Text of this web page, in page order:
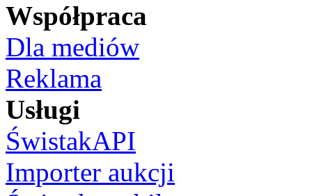
Współpraca
Dla mediów
Reklama
Usługi
ŚwistakAPI
Importer aukcji